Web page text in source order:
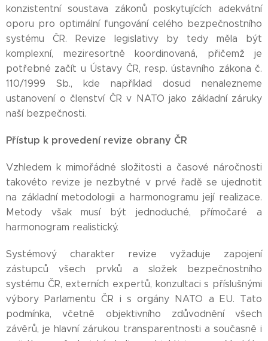
konzistentní soustava zákonů poskytujících adekvátní
oporu pro optimální fungování celého bezpečnostního
systému ČR. Revize legislativy by tedy měla být
komplexní, meziresortně koordinovaná, přičemž je
potřebné začít u Ústavy ČR, resp. ústavního zákona č.
110/1999 Sb., kde například dosud nenalezneme
ustanovení o členství ČR v NATO jako základní záruky
naší bezpečnosti.
Přístup k provedení revize obrany ČR
Vzhledem k mimořádné složitosti a časové náročnosti
takovéto revize je nezbytné v prvé řadě se ujednotit
na základní metodologii a harmonogramu její realizace.
Metody však musí být jednoduché, přímočaré a
harmonogram realistický.
Systémový charakter revize vyžaduje zapojení
zástupců všech prvků a složek bezpečnostního
systému ČR, externích expertů, konzultaci s příslušnými
výbory Parlamentu ČR i s orgány NATO a EU. Tato
podmínka, včetně objektivního zdůvodnění všech
závěrů, je hlavní zárukou transparentnosti a současně i